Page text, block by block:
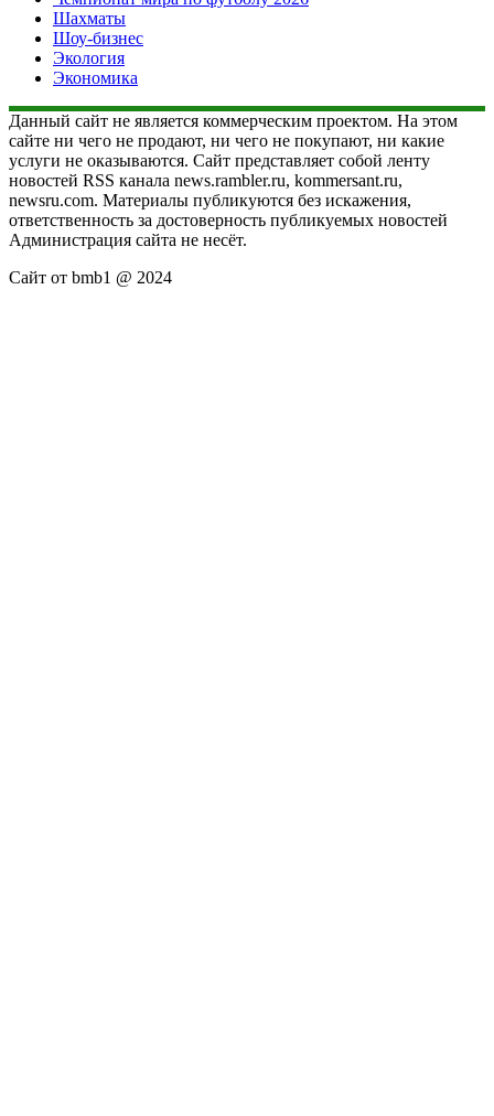
Шахматы
Шоу-бизнес
Экология
Экономика
Данный сайт не является коммерческим проектом. На этом
сайте ни чего не продают, ни чего не покупают, ни какие
услуги не оказываются. Сайт представляет собой ленту
новостей RSS канала news.rambler.ru, kommersant.ru,
newsru.com. Материалы публикуются без искажения,
ответственность за достоверность публикуемых новостей
Администрация сайта не несёт.
Сайт от bmb1 @ 2024